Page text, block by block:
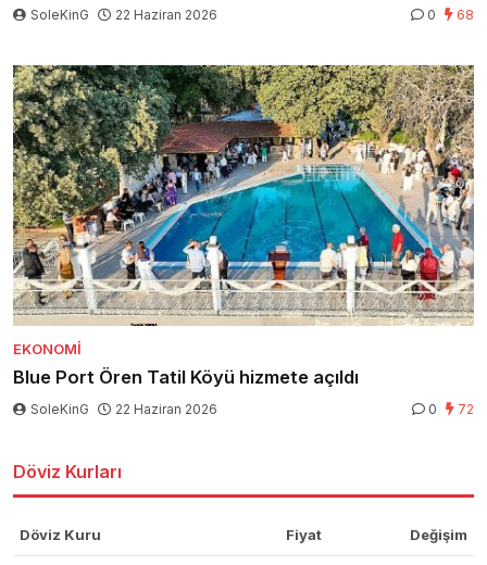
SoleKinG 22 Haziran 2026 0 68
EKONOMI
Blue Port Ören Tatil Köyü hizmete açıldı
SoleKinG 22 Haziran 2026 0 72
Döviz Kurları
Döviz Kuru Fiyat Değişim